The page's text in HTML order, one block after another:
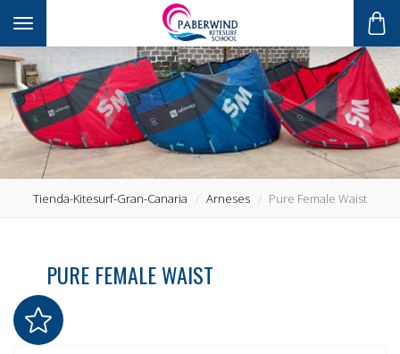
Toggle navigation
Tienda-Kitesurf-Gran-Canaria Arneses Pure Female Waist
PURE FEMALE WAIST